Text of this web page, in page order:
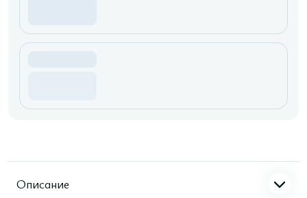
Описание